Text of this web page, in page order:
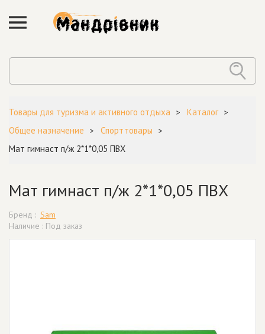
Товары для туризма и активного отдыха
Каталог
Общее назначение
Спорттовары
Мат гимнаст п/ж 2*1*0,05 ПВХ
Мат гимнаст п/ж 2*1*0,05 ПВХ
Бренд : Sam
Наличие : Под заказ